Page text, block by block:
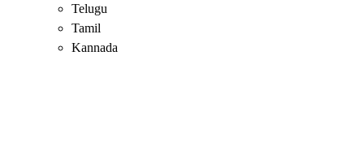
Telugu
Tamil
Kannada